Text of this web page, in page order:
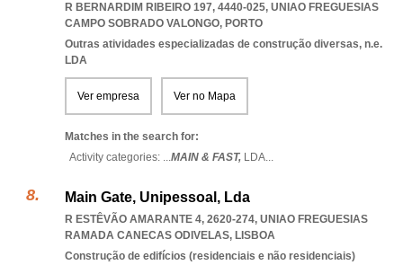
R BERNARDIM RIBEIRO 197, 4440-025, UNIAO FREGUESIAS
CAMPO SOBRADO VALONGO, PORTO
Outras atividades especializadas de construção diversas, n.e.
LDA
Ver empresa Ver no Mapa
Matches in the search for:
Activity categories: ...MAIN & FAST, LDA...
Main Gate, Unipessoal, Lda
R ESTÊVÃO AMARANTE 4, 2620-274, UNIAO FREGUESIAS
RAMADA CANECAS ODIVELAS, LISBOA
Construção de edifícios (residenciais e não residenciais)